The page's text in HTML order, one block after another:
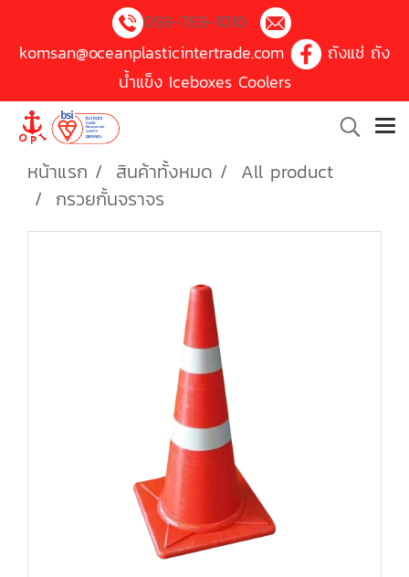
093-789-1010
komsan@oceanplasticintertrade.com
ถังแช่ ถัง
น้ำแข็ง Iceboxes Coolers
หน้าแรก สินค้าทั้งหมด
All product
กรวยกั้นจราจร